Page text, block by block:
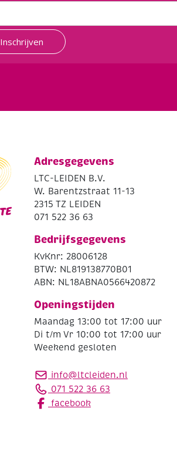
Inschrijven
Adresgegevens
LTC-LEIDEN B.V.
W. Barentzstraat 11-13
2315 TZ LEIDEN
071 522 36 63
Bedrijfsgegevens
KvKnr: 28006128
BTW: NL819138770B01
ABN: NL18ABNA0566420872
Openingstijden
Maandag 13:00 tot 17:00 uur
Di t/m Vr 10:00 tot 17:00 uur
Weekend gesloten
info@ltcleiden.nl
071 522 36 63
facebook